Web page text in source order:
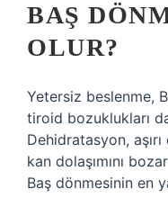
BAŞ
OLUR?
Yetersiz beslenme,
tiroid bozuklukları
Dehidratasyon,
kan dolaşımını
Baş dönmesinin en